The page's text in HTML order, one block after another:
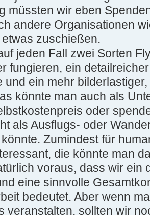
müssten wir eben
andere Organisationen
zuschießen.
jeden Fall zwei Sorten
fungieren, ein
und ein mehr
könnte man auch als
oder
als Ausflugs- oder
Zumindest für
die könnte man
voraus, dass wir ein
eine sinnvolle
bedeutet. Aber wenn
veranstalten, sollten wir